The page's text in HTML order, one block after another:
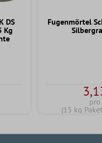
DS
Kg
Fugenmörtel
pro
(15 kg